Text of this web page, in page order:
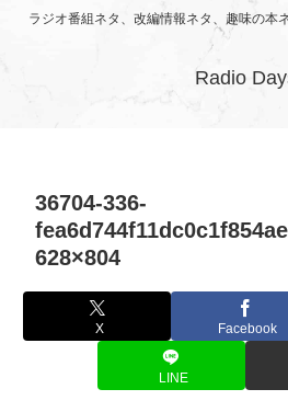
ラジオ番組ネタ、改編情報ネタ、趣味の本
Radio
36704-336-
628×804
X Facebook
LINE